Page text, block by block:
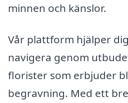
minnen och känslor.
Vår plattform hjälper
navigera genom
florister som erbjuder
begravning. Med ett